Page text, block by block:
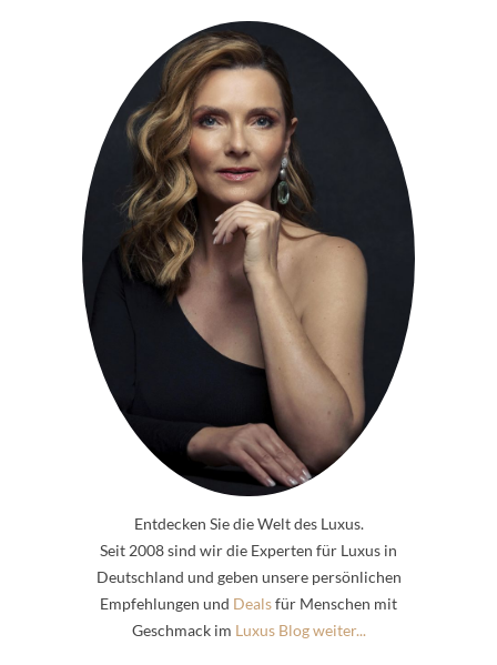
Entdecken Sie die Welt des Luxus.
Seit 2008 sind wir die Experten für Luxus in
Deutschland und geben unsere persönlichen
Empfehlungen und Dealsfür Menschen mit
Geschmack im Luxus Blog weiter...